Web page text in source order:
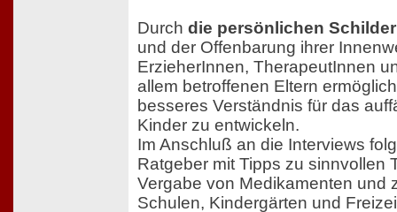
Durch die persönlichen
und der Offenbarung ihrer
ErzieherInnen, TherapeutInnen
allem betroffenen Eltern
besseres Verständnis für das
Kinder zu entwickeln.
Im Anschluß an die Interviews
Ratgeber mit Tipps zu sinnvollen
Vergabe von Medikamenten und
Schulen, Kindergärten und